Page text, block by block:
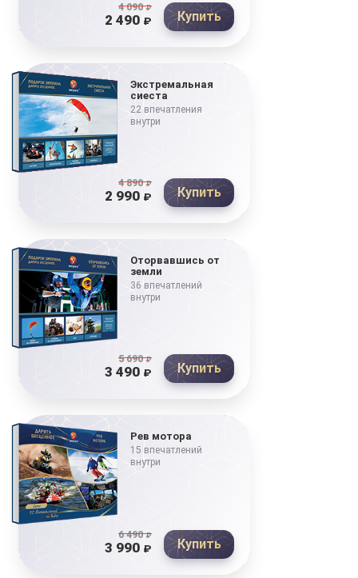
4 090₽
2 490 ₽ Купить
Экстремальная
сиеста
22 впечатления
внутри
4 890₽
2 990 ₽ Купить
Оторвавшись от
земли
36 впечатлений
внутри
5 690₽
3 490 ₽ Купить
Рев мотора
15 впечатлений
внутри
6 490₽
3 990 ₽ Купить